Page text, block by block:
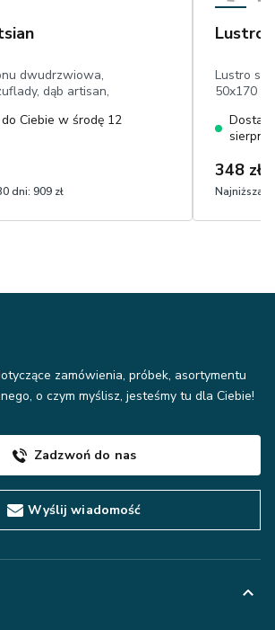
dwudrzwiowa,
dąb artisan,
Ciebie w środę 12
dni: 909 zł
Lustro
Lustro
50x170
sierpnia
348 zł
Najniższa
zamówienia, próbek, asortymentu
o czym myślisz, jesteśmy tu dla Ciebie!
Zadzwoń do nas
Wyślij wiadomość